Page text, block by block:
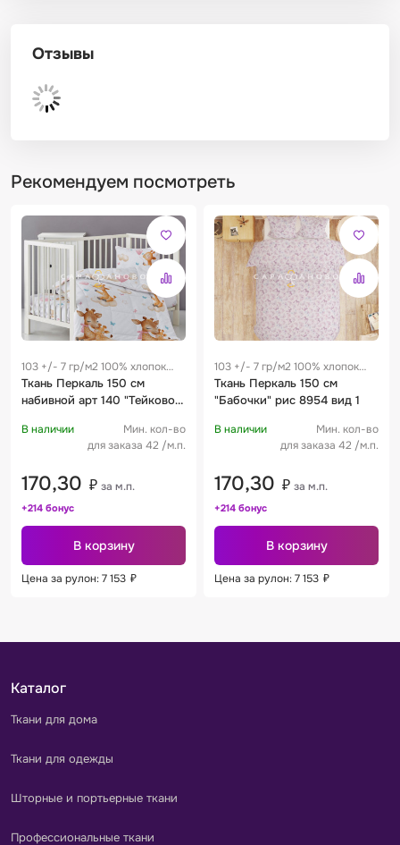
Отзывы
Рекомендуем посмотреть
103 +/- 7 гр/м2 100% хлопок
0.25 м
Ткань Перкаль 150 см
набивной арт 140 "Тейково"
облаках"
В наличии
Мин. кол-во
для заказа 42 /м.п.
170,30 ₽ за м.п.
+214 бонус
В корзину
Цена за рулон: 7 153 ₽
103 +/- 7 гр/м2 100% хлопок
0.25 м
Ткань Перкаль 150 см
"Бабочки" рис 8954 вид 1
В наличии
Мин. кол-во
для заказа 42 /м.п.
170,30 ₽ за м.п.
+214 бонус
В корзину
Цена за рулон: 7 153 ₽
Каталог
Ткани для дома
Ткани для одежды
Шторные и портьерные ткани
Профессиональные ткани